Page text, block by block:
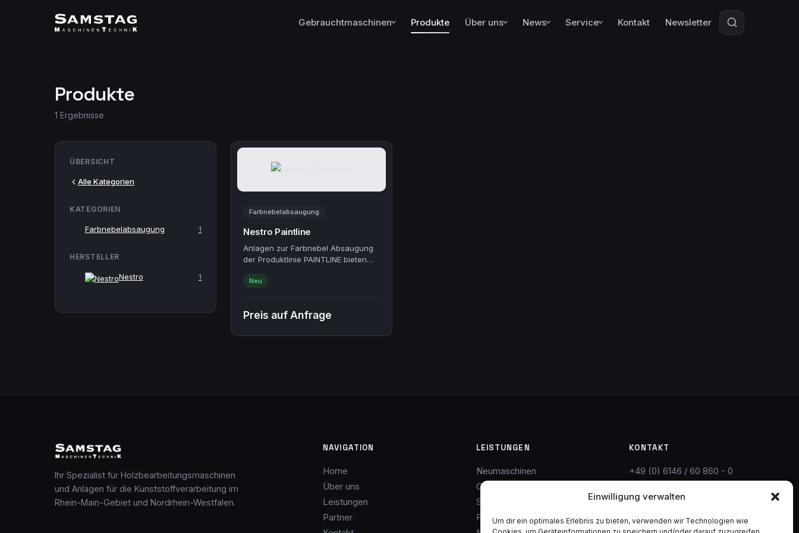
Einwilligung verwalten
Um dir ein optimales Erlebnis zu bieten, verwenden wir Technologien wie
Gebrauchtmaschinen Produkte Über uns News Service Kontakt Newsletter
Produkte
1 Ergebnisse
ÜBERSICHT
Alle Kategorien
KATEGORIEN
Farbnebelabsaugung 1
HERSTELLER
Nestro 1
Farbnebelabsaugung
Nestro Paintline
Anlagen zur Farbnebel Absaugung
der Produktlinie PAINTLINE bieten
Neu
Preis auf Anfrage
Ihr Spezialist für Holzbearbeitungsmaschinen
und Anlagen für die Kunststoffverarbeitung im
Rhein-Main-Gebiet und Nordrhein-Westfalen.
NAVIGATION
Home
Über uns
Leistungen
Partner
LEISTUNGEN
Neumaschinen
Gebrauchtmaschinen
Service & Wartung
Finanzierung
KONTAKT
+49 (0) 6146 / 60 860 - 0
maschinen.de
Flörsheim am Main